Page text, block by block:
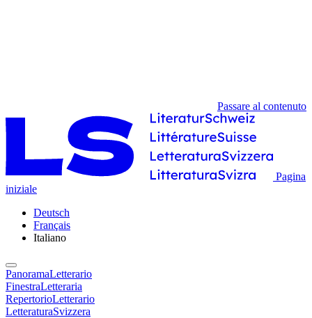
Passare al contenuto
Pagina
iniziale
Deutsch
Français
Italiano
PanoramaLetterario
FinestraLetteraria
RepertorioLetterario
LetteraturaSvizzera